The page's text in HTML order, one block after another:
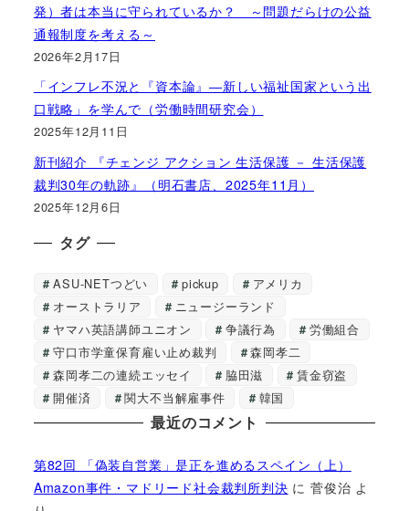
発）者は本当に守られているか？ ～問題だらけの公益
通報制度を考える～
2026年2月17日
「インフレ不況と『資本論』―新しい福祉国家という出
口戦略」を学んで（労働時間研究会）
2025年12月11日
新刊紹介 『チェンジ アクション 生活保護 － 生活保護
裁判30年の軌跡』（明石書店、2025年11月）
2025年12月6日
タグ
ASU-NETつどい pickup
アメリカ
オーストラリア
ニュージーランド
ヤマハ英語講師ユニオン
争議行為
労働組合
守口市学童保育雇い止め裁判
森岡孝二
森岡孝二の連続エッセイ
脇田滋
賃金窃盗
開催済
関大不当解雇事件 韓国
最近のコメント
第82回 「偽装自営業」是正を進めるスペイン（上）
Amazon事件・マドリード社会裁判所判決 に菅俊治 よ